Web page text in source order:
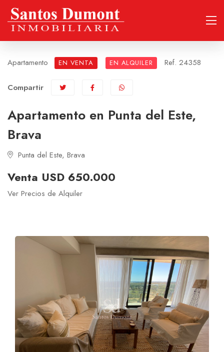
Apartamento EN VENTA EN ALQUILER Ref. 24358
Compartir
Apartamento en Punta del Este,
Brava
Punta del Este, Brava
Venta USD 650.000
Ver Precios de Alquiler